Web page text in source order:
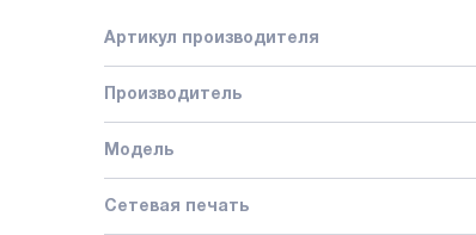
Артикул производителя
Производитель
Модель
Сетевая печать